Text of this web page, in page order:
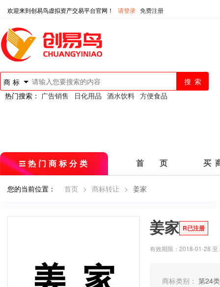
欢迎来到创易鸟虚拟资产交易平台官网！ 请登录 免费注册
商标
热门搜索： 广告销售 日化用品 酒水饮料 方便食品
热门商标分类 首 页 买
您的当前位置： 首页 > 商标转让 > 姜家
姜家 R已注册
有效期限：2018-01-28
商标类别： 第24